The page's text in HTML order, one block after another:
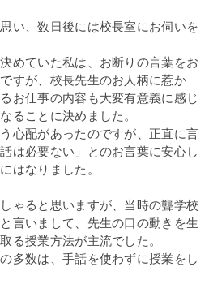
い、数日後には校長室にお伺いを
めていた私は、お断りの言葉をお
すが、校長先生のお人柄に惹か
お仕事の内容も大変有意義に感じ
ることに決めました。
心配があったのですが、正直に言
は必要ない」とのお言葉に安心し
はなりました。
ゃると思いますが、当時の聾学校
言いまして、先生の口の動きを生
る授業方法が主流でした。
多数は、手話を使わずに授業をし